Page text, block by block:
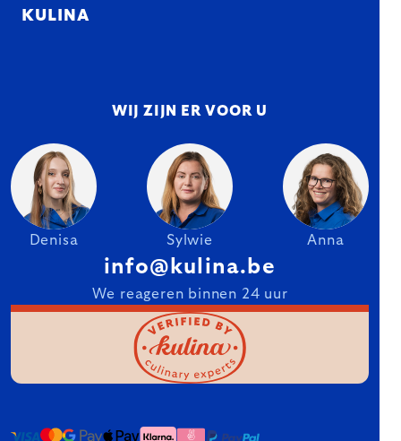
KULINA
WIJ ZIJN ER VOOR U
Denisa Sylwie Anna
info@kulina.be
We reageren binnen 24 uur